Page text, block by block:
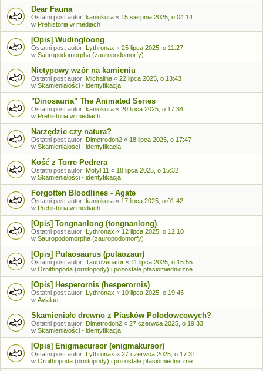
Dear Fauna
Ostatni post autor: kaniukura « 15 sierpnia 2025, o 04:14
w Prehistoria w mediach
[Opis] Wudingloong
Ostatni post autor: Lythronax « 25 lipca 2025, o 11:27
w Sauropodomorpha (zauropodomorfy)
Nietypowy wzór na kamieniu
Ostatni post autor: Michalina « 22 lipca 2025, o 13:43
w Skamieniałości - identyfikacja
"Dinosauria" The Animated Series
Ostatni post autor: kaniukura « 20 lipca 2025, o 17:34
w Prehistoria w mediach
Narzędzie czy natura?
Ostatni post autor: Dimetrodon2 « 18 lipca 2025, o 17:47
w Skamieniałości - identyfikacja
Kość z Torre Pedrera
Ostatni post autor: Motyl.11 « 18 lipca 2025, o 15:32
w Skamieniałości - identyfikacja
Forgotten Bloodlines - Agate
Ostatni post autor: kaniukura « 17 lipca 2025, o 01:42
w Prehistoria w mediach
[Opis] Tongnanlong (tongnanlong)
Ostatni post autor: Lythronax « 12 lipca 2025, o 12:10
w Sauropodomorpha (zauropodomorfy)
[Opis] Pulaosaurus (pulaozaur)
Ostatni post autor: Taurovenator « 11 lipca 2025, o 15:55
w Ornithopoda (ornitopody) i pozostałe ptasiomiedniczne
[Opis] Hesperornis (hesperornis)
Ostatni post autor: Lythronax « 10 lipca 2025, o 19:45
w Avialae
Skamieniałe drewno z Piasków Polodowcowych?
Ostatni post autor: Dimetrodon2 « 27 czerwca 2025, o 19:33
w Skamieniałości - identyfikacja
[Opis] Enigmacursor (enigmakursor)
Ostatni post autor: Lythronax « 27 czerwca 2025, o 17:31
w Ornithopoda (ornitopody) i pozostałe ptasiomiedniczne